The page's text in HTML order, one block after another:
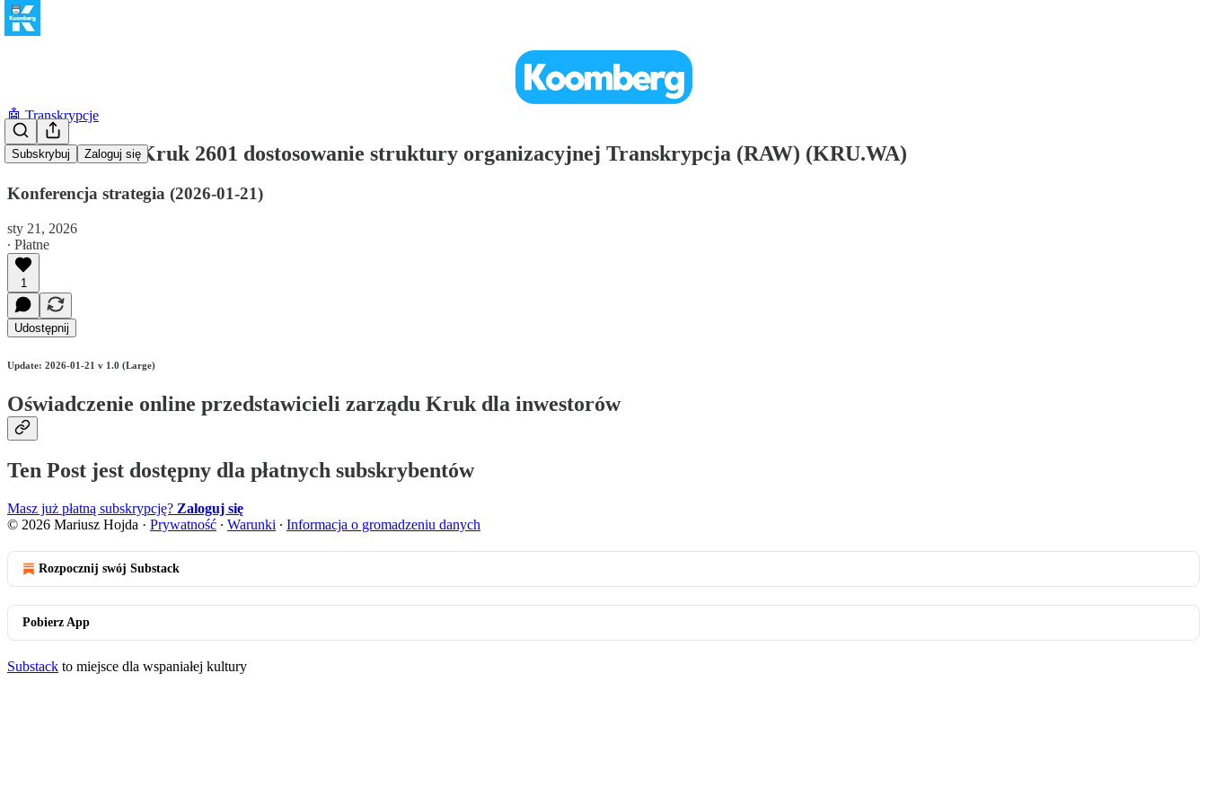
Subskrybuj Zaloguj się
🤖 Transkrypcje
Oświadczenie Kruk 2601 dostosowanie struktury organizacyjnej Transkrypcja (RAW) (KRU.WA)
Konferencja strategia (2026-01-21)
sty 21, 2026
∙ Płatne
1
Udostępnij
Update: 2026-01-21 v 1.0 (Large)
Oświadczenie online przedstawicieli zarządu Kruk dla inwestorów
Ten Post jest dostępny dla płatnych subskrybentów
Masz już płatną subskrypcję? Zaloguj się
© 2026 Mariusz Hojda · Prywatność ∙ Warunki ∙ Informacja o gromadzeniu danych
Rozpocznij swój Substack
Pobierz App
Substack to miejsce dla wspaniałej kultury